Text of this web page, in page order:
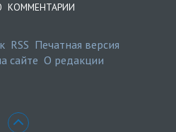
КОММЕНТАРИИ
RSS Печатная версия
сайте О редакции